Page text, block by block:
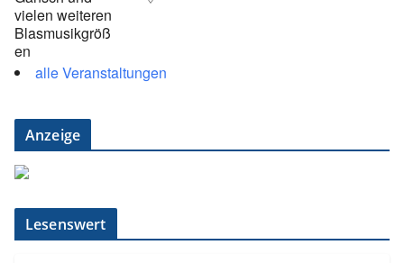
alle Veranstaltungen
Anzeige
Lesenswert